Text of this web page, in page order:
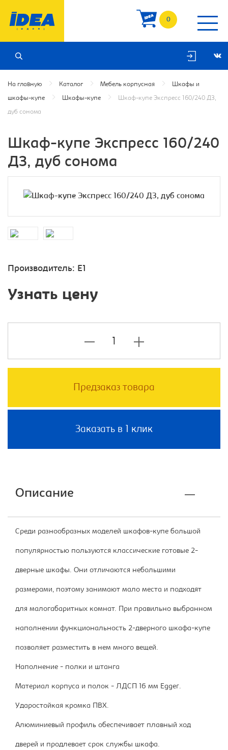
0
На главную Каталог Мебель корпусная Шкафы и
шкафы-купе Шкафы-купе Шкаф-купе Экспресс 160/240 ДЗ,
дуб сонома
Шкаф-купе Экспресс 160/240
ДЗ, дуб сонома
Производитель: E1
Узнать цену
Предзаказ товара
Заказать в 1 клик
Описание
Среди разнообразных моделей шкафов-купе большой
популярностью пользуются классические готовые 2-
дверные шкафы. Они отличаются небольшими
размерами, поэтому занимают мало места и подходят
для малогабаритных комнат. При правильно выбранном
наполнении функциональность 2-дверного шкафа-купе
позволяет разместить в нем много вещей.
Наполнение - полки и штанга
Материал корпуса и полок - ЛДСП 16 мм Egger.
Ударостойкая кромка ПВХ.
Алюминиевый профиль обеспечивает плавный ход
дверей и продлевает срок службы шкафа.